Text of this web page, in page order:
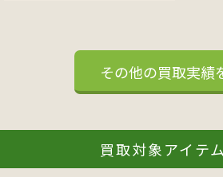
その他の買取実績
買取対象アイテ